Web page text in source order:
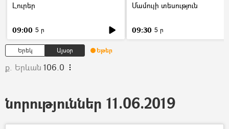
Լուրեր
09:00 5 ր
Մամուլի տեսություն
09:30 5 ր
Երեկ Այսօր Եթեր
ք. Երևան 106.0
նորություններ 11.06.2019